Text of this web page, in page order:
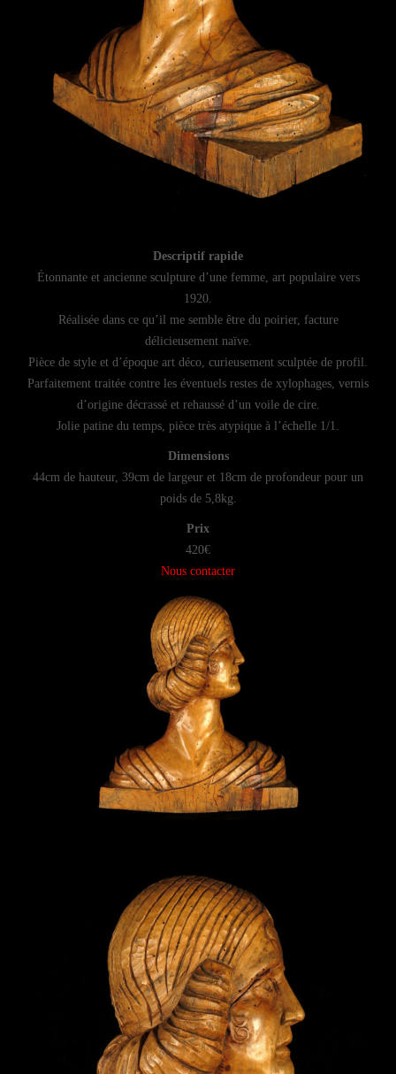
Descriptif rapide
Étonnante et ancienne sculpture d’une femme, art populaire vers
1920.
Réalisée dans ce qu’il me semble être du poirier, facture
délicieusement naïve.
Pièce de style et d’époque art déco, curieusement sculptée de profil.
Parfaitement traitée contre les éventuels restes de xylophages, vernis
d’origine décrassé et rehaussé d’un voile de cire.
Jolie patine du temps, pièce très atypique à l’échelle 1/1.
Dimensions
44cm de hauteur, 39cm de largeur et 18cm de profondeur pour un
poids de 5,8kg.
Prix
420€
Nous contacter